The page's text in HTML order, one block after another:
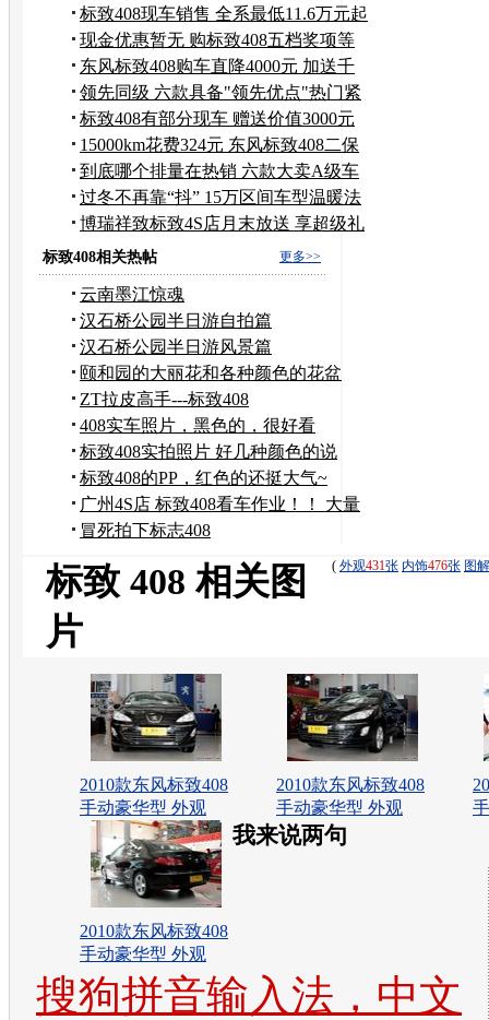
万元
标致408现车销售 全系最低11.6万元起
售
现金优惠暂无 购标致408五档奖项等
您拿
东风标致408购车直降4000元 加送千
元礼
领先同级 六款具备"领先优点"热门紧
凑车
标致408有部分现车 赠送价值3000元
礼包
15000km花费324元 东风标致408二保
追踪
到底哪个排量在热销 六款大卖A级车
型
过冬不再靠“抖” 15万区间车型温暖法
宝
博瑞祥致标致4S店月末放送 享超级礼
包
更多>>
标致408相关热帖
云南墨江惊魂
汉石桥公园半日游自拍篇
汉石桥公园半日游风景篇
颐和园的大丽花和各种颜色的花盆
ZT拉皮高手---标致408
408实车照片，黑色的，很好看
标致408实拍照片 好几种颜色的说
标致408的PP，红色的还挺大气~
广州4S店 标致408看车作业！！ 大量
实拍图片
冒死拍下标志408
( 外观431张 内饰476张 图解
标致 408 相关图
片
2010款东风标致408
手动豪华型 外观
2010款东风标致408
手动豪华型 外观
2010款东风标致408
手动豪华型 外观
我来说两句
搜狗拼音输入法，中文